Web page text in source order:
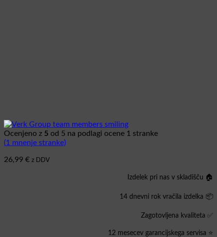
Ocenjeno z 5 od 5 na podlagi ocene 1 stranke
(1 mnenje stranke)
26,99 € z DDV
Izdelek pri nas v skladišču 🏠
14 dnevni rok vračila izdelka 📦
Zagotovljena kvaliteta ✅
12 mesecev garancijskega servisa ⭐